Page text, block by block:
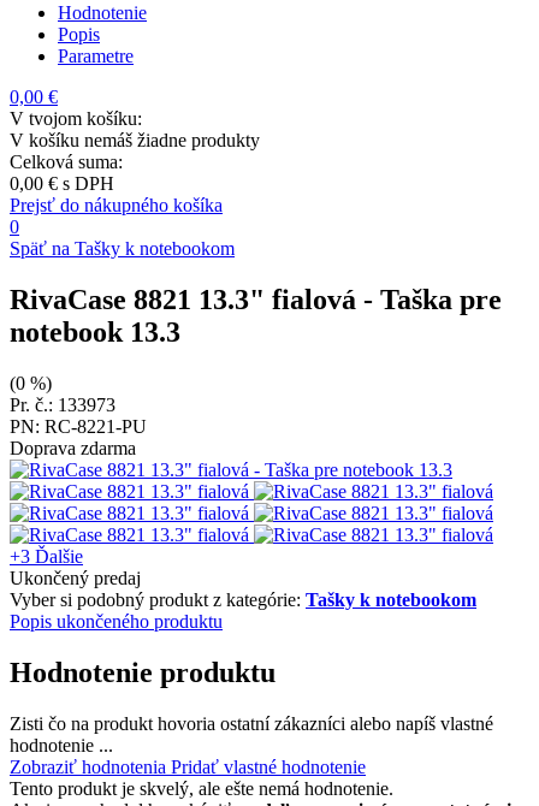
Hodnotenie
Popis
Parametre
0,00 €
V tvojom košíku:
V košíku nemáš žiadne produkty
Celková suma:
0,00 € s DPH
Prejsť do nákupného košíka
0
Späť na Tašky k notebookom
RivaCase 8821 13.3" fialová - Taška pre
notebook 13.3
(0 %)
Pr. č.: 133973
PN: RC-8221-PU
Doprava zdarma
+3 Ďalšie
Ukončený predaj
Vyber si podobný produkt z kategórie: Tašky k notebookom
Popis ukončeného produktu
Hodnotenie produktu
Zisti čo na produkt hovoria ostatní zákazníci alebo napíš vlastné
hodnotenie ...
Zobraziť hodnotenia Pridať vlastné hodnotenie
Tento produkt je skvelý, ale ešte nemá hodnotenie.